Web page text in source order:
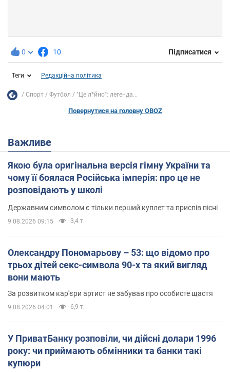
0 10 Підписатися
Теги Редакційна політика
Спорт Футбол "Це л*йно": легенда...
Повернутися на головну OBOZ
Важливе
Якою була оригінальна версія гімну України та
чому її боялася Російська імперія: про це не
розповідають у школі
Державним символом є тільки перший куплет та приспів пісні
9.08.2026 09:15 3,4 т.
Олександру Пономарьову – 53: що відомо про
трьох дітей секс-символа 90-х та який вигляд
вони мають
За розвитком кар'єри артист не забував про особисте щастя
9.08.2026 04:01 6,9 т.
У ПриватБанку розповіли, чи дійсні долари 1996
року: чи приймають обмінники та банки такі
купюри